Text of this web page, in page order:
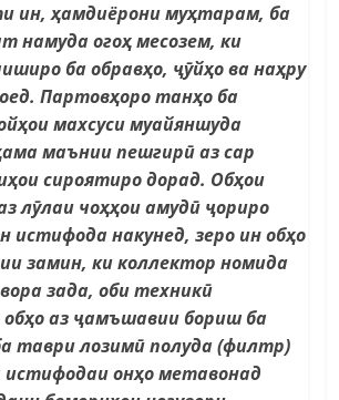
ин, ҳамдиёрони муҳтарам, ба
намуда огоҳ месозем, ки
ба обравҳо, ҷӯйҳо ва наҳру
Партовҳоро танҳо ба
махсуси муайяншуда
маънии пешгирӣ аз сар
сироятиро дорад. Обҳои
лӯлаи чоҳҳои амудӣ ҷориро
истифода накунед, зеро ин обҳо
замин, ки коллектор номида
зада, оби техникӣ
аз ҷамъшавии бориш ба
таври лозимӣ полуда (филтр)
онҳо метавонад